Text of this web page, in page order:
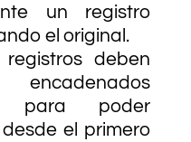
un registro
el original.
registros deben
para poder
el primero